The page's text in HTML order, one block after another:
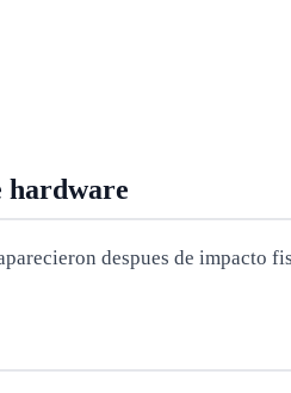
hardware
despues de impacto